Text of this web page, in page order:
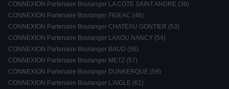
CONNEXION Partenaire Boulanger LA COTE SAINT ANDRE (38)
CONNEXION Partenaire Boulanger FIGEAC (46)
CONNEXION Partenaire Boulanger CHATEAU GONTIER (53)
CONNEXION Partenaire Boulanger LAXOU NANCY (54)
CONNEXION Partenaire Boulanger BAUD (56)
CONNEXION Partenaire Boulanger METZ (57)
CONNEXION Partenaire Boulanger DUNKERQUE (59)
CONNEXION Partenaire Boulanger L'AIGLE (61)